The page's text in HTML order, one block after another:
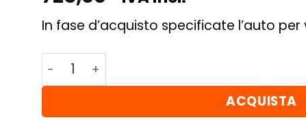
In fase d’acquisto specificate l’auto
Concaver CVR7 21x10,5 ET10-46 BLANK
ACQUISTA